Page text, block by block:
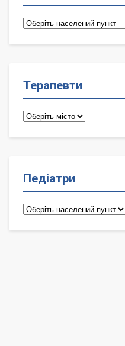
Сімейні
Терапевти
Терапевти
Педіатри
Педіатри